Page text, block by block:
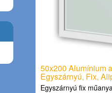
50x200 Alumínium
Egyszárnyú, Fix,
Egyszárnyú fix